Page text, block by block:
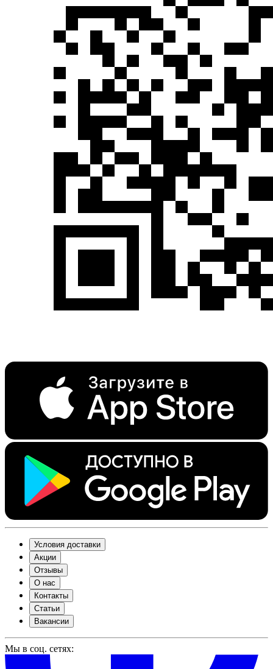
Условия доставки
Акции
Отзывы
О нас
Контакты
Статьи
Вакансии
Мы в соц. сетях: